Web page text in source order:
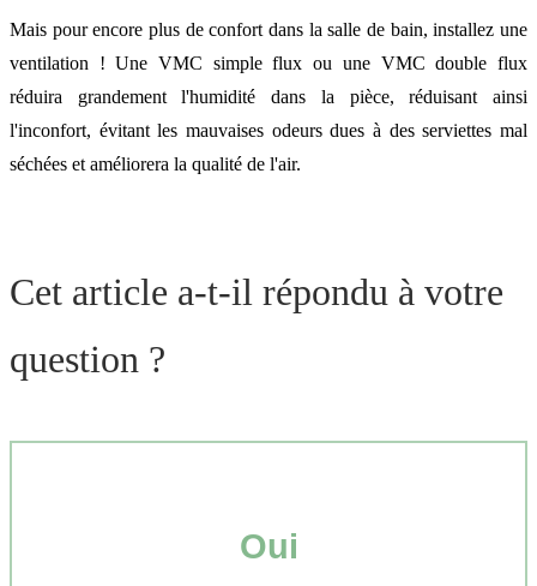
Mais pour encore plus de confort dans la salle de bain, installez une
ventilation ! Une VMC simple flux ou une VMC double flux
réduira grandement l'humidité dans la pièce, réduisant ainsi
l'inconfort, évitant les mauvaises odeurs dues à des serviettes mal
séchées et améliorera la qualité de l'air.
Cet article a-t-il répondu à votre
question ?
Oui